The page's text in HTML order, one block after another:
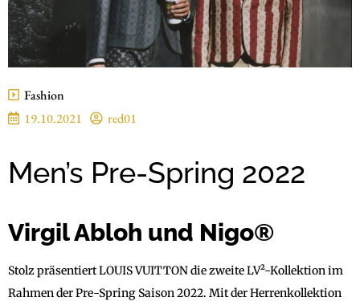
Fashion
19.10.2021
red01
Men’s Pre-Spring 2022
Virgil Abloh und Nigo®
Stolz präsentiert LOUIS VUITTON die zweite LV²-Kollektion im
Rahmen der Pre-Spring Saison 2022. Mit der Herrenkollektion